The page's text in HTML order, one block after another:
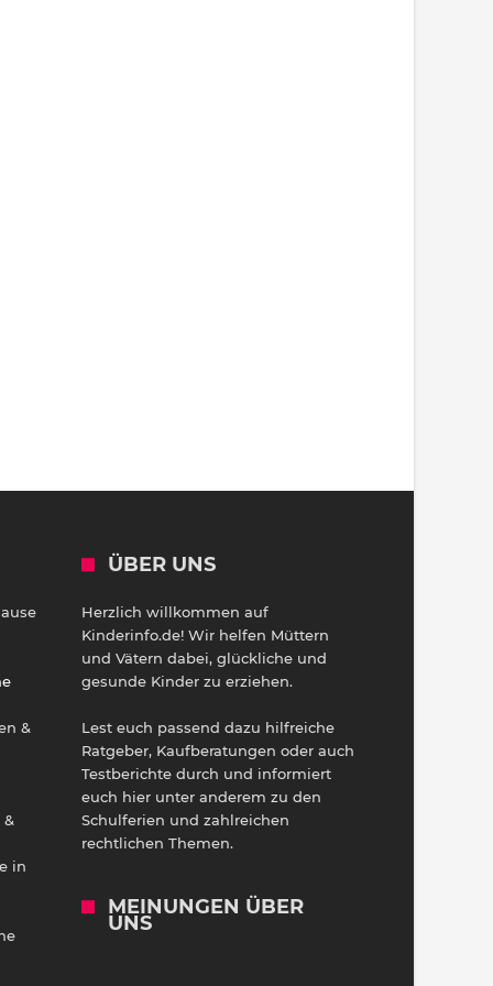
&
&
in
ÜBER UNS
Herzlich willkommen auf
Kinderinfo.de! Wir helfen Müttern
und Vätern dabei, glückliche und
gesunde Kinder zu erziehen.
Lest euch passend dazu hilfreiche
Ratgeber, Kaufberatungen oder auch
Testberichte durch und informiert
euch hier unter anderem zu den
Schulferien und zahlreichen
rechtlichen Themen.
MEINUNGEN ÜBER
UNS